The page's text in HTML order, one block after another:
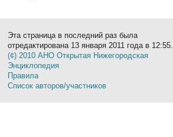
Эта страница в последний раз была
отредактирована 13 января 2011 года в 12:55.
(¢) 2010 АНО Открытая Нижегородская
Энциклопедия
Правила
Список авторов/участников